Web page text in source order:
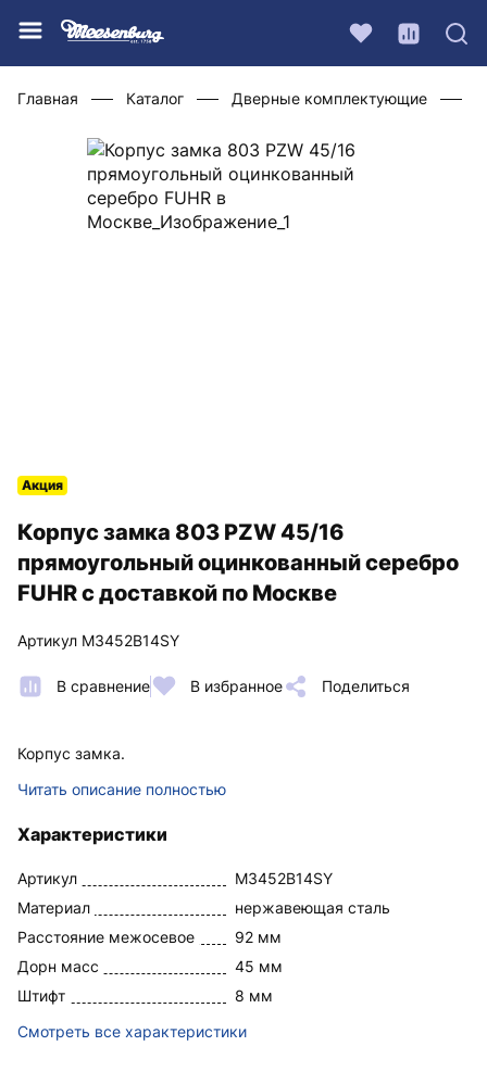
Главная Каталог Дверные комплектующие
Корпус замка 803 PZW 45/16
прямоугольный оцинкованный серебро
FUHR с доставкой по Москве
Артикул M3452B14SY
В сравнение В избранное Поделиться
Акция
Корпус замка.
Читать описание полностью
Характеристики
Артикул
M3452B14SY
Материал
нержавеющая сталь
Расстояние межосевое
92 мм
Дорн масс
45 мм
Штифт
8 мм
Смотреть все характеристики